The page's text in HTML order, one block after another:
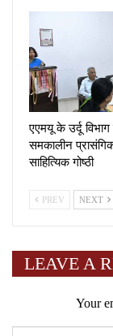
एएमयू के उर्दू
समकालीन
साहित्यिक गोष्ठी
PREV NEXT
LEAVE A
Your